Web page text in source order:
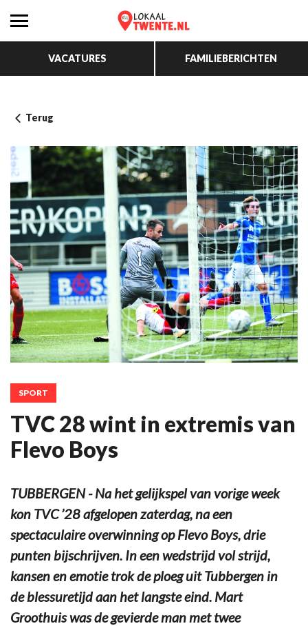
VACATURES FAMILIEBERICHTEN
Terug
SPORT
TVC 28 wint in extremis van
Flevo Boys
TUBBERGEN - Na het gelijkspel van vorige week
kon TVC ’28 afgelopen zaterdag, na een
spectaculaire overwinning op Flevo Boys, drie
punten bijschrijven. In een wedstrijd vol strijd,
kansen en emotie trok de ploeg uit Tubbergen in
de blessuretijd aan het langste eind. Mart
Groothuis was de gevierde man met twee